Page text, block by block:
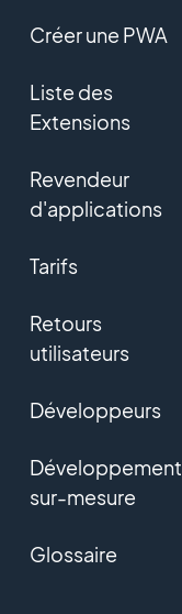
Créer une PWA
Liste des
Extensions
Revendeur
d'applications
Tarifs
Retours
utilisateurs
Développeurs
Développement
sur-mesure
Glossaire